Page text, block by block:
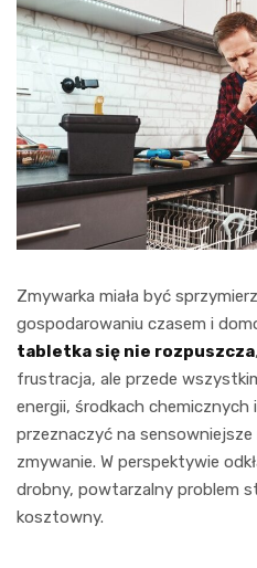
Zmywarka miała być
gospodarowaniu czasem i
tabletka się nie rozpuszcza
frustracja, ale przede
energii, środkach
przeznaczyć na
zmywanie. W perspektywie
drobny, powtarzalny problem
kosztowny.